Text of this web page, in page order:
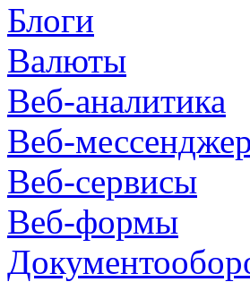
Блоги
Валюты
Веб-аналитика
Веб-мессенджер
Веб-сервисы
Веб-формы